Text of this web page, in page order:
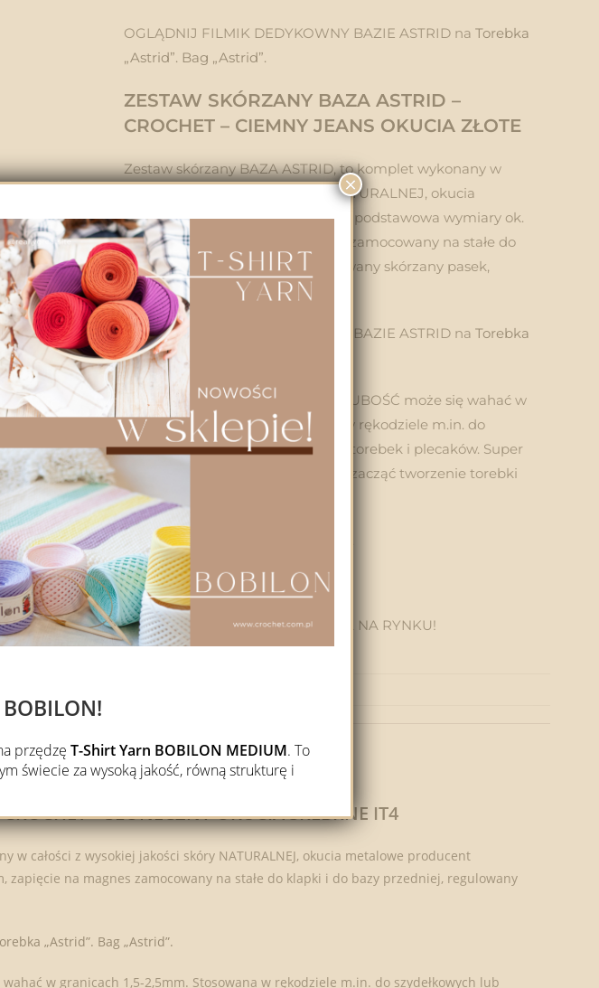
OGLĄDNIJ FILMIK DEDYKOWNY BAZIE ASTRID naTorebka
„Astrid”. Bag „Astrid”.
ZESTAW SKÓRZANY BAZA ASTRID –
CROCHET – CIEMNY JEANS OKUCIA ZŁOTE
Zestaw skórzany BAZA ASTRID, to komplet wykonany w
całości z wysokiej jakości skóry NATURALNEJ, okucia
metalowe producent włoski. Baza podstawowa wymiary ok.
18cm x18cm, zapięcie na magnes zamocowany na stałe do
klapki i do bazy przedniej, regulowany skórzany pasek,
mocowania boczne przykręcane.
OGLĄDNIJ FILMIK DEDYKOWNY BAZIE ASTRID naTorebka
„Astrid”. Bag „Astrid”.
W zależności od rodzaju skóry GRUBOŚĆ może się wahać w
granicach 1,5-2,5mm. Stosowana w rękodziele m.in. do
szydełkowych lub makramowych torebek i plecaków. Super
baza od której z łatwością można zacząć tworzenie torebki
czy plecaka.
MATERIAŁ: skóra naturalna, metal.
Producent:CROCHET
NAJWYŻSZA JAKOŚĆ DOSTĘPNA NA RYNKU!
– SŁONECZNY OKUCIA SREBRNE IT4
w całości z wysokiej jakości skóry NATURALNEJ, okucia metalowe producent
zapięcie na magnes zamocowany na stałe do klapki i do bazy przedniej, regulowany
„Astrid”. Bag „Astrid”.
w granicach 1,5-2,5mm. Stosowana w rękodziele m.in. do szydełkowych lub
przędzę T-Shirt Yarn BOBILON MEDIUM. To
świecie za wysoką jakość, równą strukturę i
×